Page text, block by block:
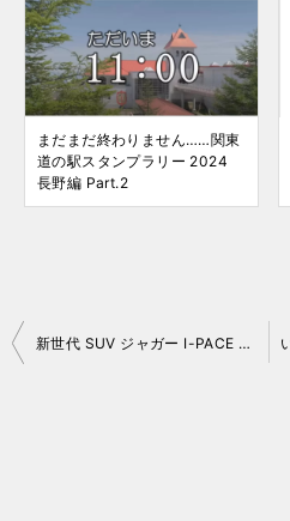
まだまだ終わりません……関東
道の駅スタンプラリー 2024
長野編 Part.2
投
新世代 SUV ジャガー I-PACE プチ試乗！